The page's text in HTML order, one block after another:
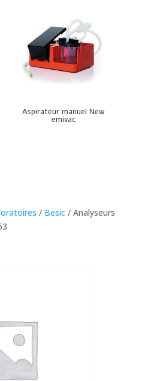
Aspirateur manuel New
emivac
/ Besic/ Analyseurs